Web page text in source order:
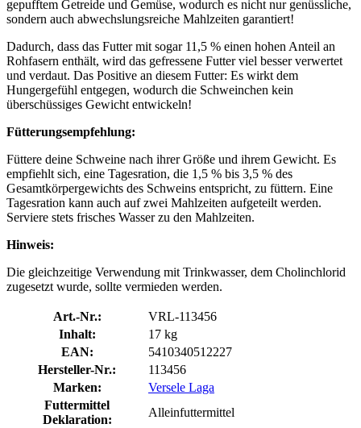
gepufftem Getreide und Gemüse, wodurch es nicht nur genüssliche,
sondern auch abwechslungsreiche Mahlzeiten garantiert!
Dadurch, dass das Futter mit sogar 11,5 % einen hohen Anteil an
Rohfasern enthält, wird das gefressene Futter viel besser verwertet
und verdaut. Das Positive an diesem Futter: Es wirkt dem
Hungergefühl entgegen, wodurch die Schweinchen kein
überschüssiges Gewicht entwickeln!
Fütterungsempfehlung:
Füttere deine Schweine nach ihrer Größe und ihrem Gewicht. Es
empfiehlt sich, eine Tagesration, die 1,5 % bis 3,5 % des
Gesamtkörpergewichts des Schweins entspricht, zu füttern. Eine
Tagesration kann auch auf zwei Mahlzeiten aufgeteilt werden.
Serviere stets frisches Wasser zu den Mahlzeiten.
Hinweis:
Die gleichzeitige Verwendung mit Trinkwasser, dem Cholinchlorid
zugesetzt wurde, sollte vermieden werden.
Art.-Nr.:
VRL-113456
Inhalt:
17 kg
EAN:
5410340512227
Hersteller-Nr.:
113456
Marken:
Versele Laga
Futtermittel
Deklaration:
Alleinfuttermittel